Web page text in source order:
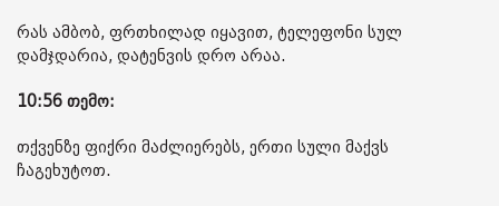
რას ამბობ, ფრთხილად იყავით, ტელეფონი სულ
დამჯდარია, დატენვის დრო არაა.
10:56 თემო:
თქვენზე ფიქრი მაძლიერებს, ერთი სული მაქვს
ჩაგეხუტოთ.